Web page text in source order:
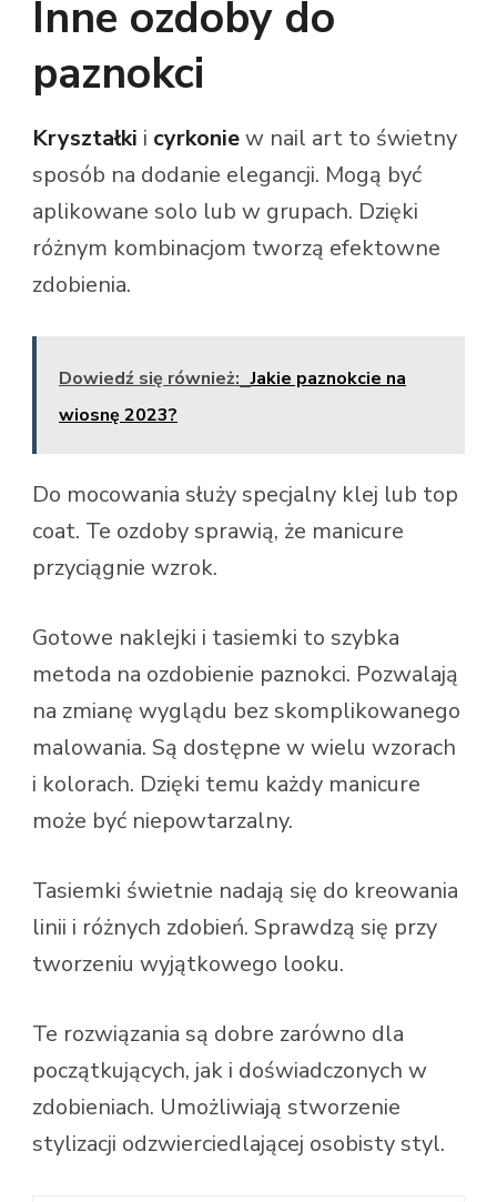
Inne ozdoby do
paznokci
Kryształki i cyrkoniew nail art to świetny
sposób na dodanie elegancji. Mogą być
aplikowane solo lub w grupach. Dzięki
różnym kombinacjom tworzą efektowne
zdobienia.
Dowiedź się również: Jakie paznokcie na
wiosnę 2023?
Do mocowania służy specjalny klej lub top
coat. Te ozdoby sprawią, że manicure
przyciągnie wzrok.
Gotowe naklejki i tasiemki to szybka
metoda na ozdobienie paznokci. Pozwalają
na zmianę wyglądu bez skomplikowanego
malowania. Są dostępne w wielu wzorach
i kolorach. Dzięki temu każdy manicure
może być niepowtarzalny.
Tasiemki świetnie nadają się do kreowania
linii i różnych zdobień. Sprawdzą się przy
tworzeniu wyjątkowego looku.
Te rozwiązania są dobre zarówno dla
początkujących, jak i doświadczonych w
zdobieniach. Umożliwiają stworzenie
stylizacji odzwierciedlającej osobisty styl.